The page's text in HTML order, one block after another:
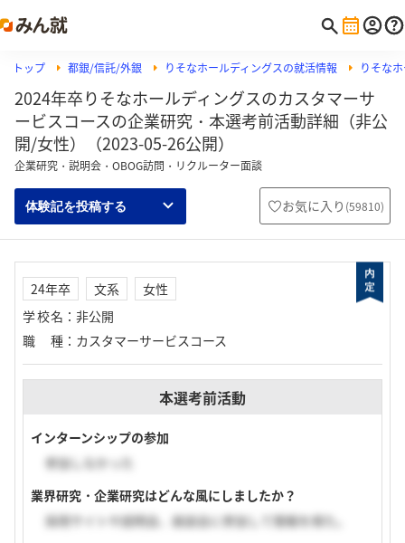
トップ 都銀/信託/外銀 りそなホールディングスの就活情報 りそな
2024年卒りそなホールディングスのカスタマーサ
ービスコースの企業研究・本選考前活動詳細（非公
開/女性）（2023-05-26公開）
企業研究・説明会・OBOG訪問・リクルーター面談
体験記を投稿する お気に入り (59810)
24年卒 文系
女性
学校名 ： 非公開
職種 ： カスタマーサービスコース
本選考前活動
インターンシップの参加
参加しなかった
業界研究・企業研究はどんな風にしましたか？
採用サイトや説明会、座談会に参加して情報を得た。